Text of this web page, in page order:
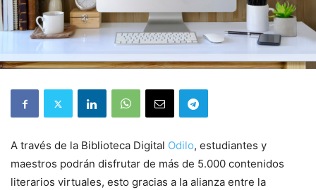
A través de la Biblioteca Digital Odilo, estudiantes y
maestros podrán disfrutar de más de 5.000 contenidos
literarios virtuales, esto gracias a la alianza entre la